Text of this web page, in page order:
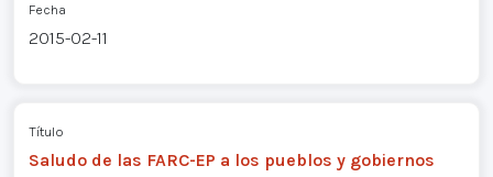
Fecha
2015-02-11
Título
Saludo de las FARC-EP a los pueblos y gobiernos